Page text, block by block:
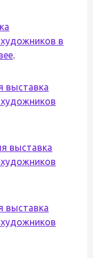
в
.
выставка
художников
выставка
художников
выставка
художников